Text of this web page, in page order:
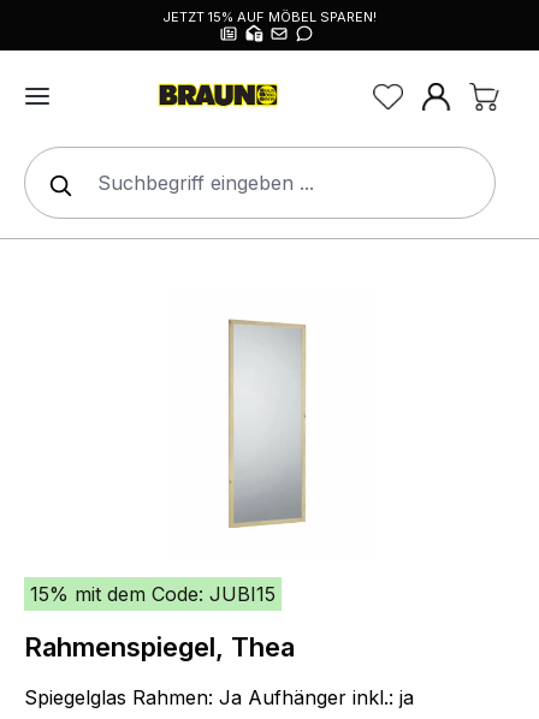
JETZT 15% AUF MÖBEL SPAREN!
15% mit dem Code: JUBI15
Rahmenspiegel, Thea
Spiegelglas Rahmen: Ja Aufhänger inkl.: ja